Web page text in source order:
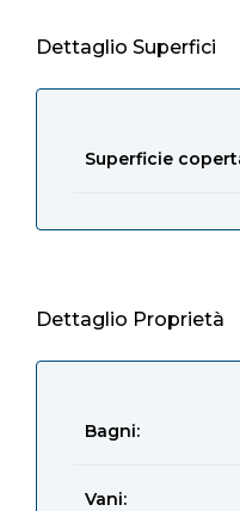
Dettaglio Superfici
Superficie
Dettaglio Proprietà
Bagni:
Vani: